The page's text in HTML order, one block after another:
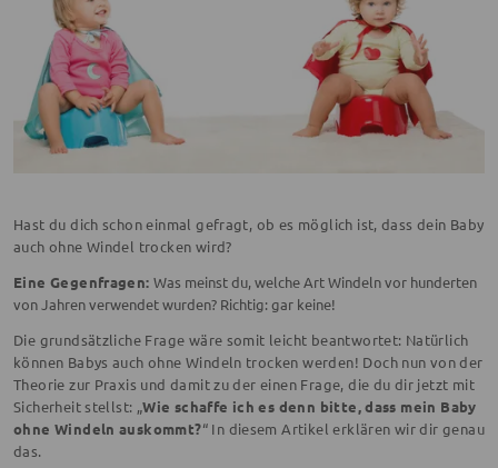
Hast du dich schon einmal gefragt, ob es möglich ist, dass dein Baby
auch ohne Windel trocken wird?
Eine Gegenfragen:Was meinst du, welche Art Windeln vor hunderten
von Jahren verwendet wurden? Richtig: gar keine!
Die grundsätzliche Frage wäre somit leicht beantwortet: Natürlich
können Babys auch ohne Windeln trocken werden! Doch nun von der
Theorie zur Praxis und damit zu der einen Frage, die du dir jetzt mit
Sicherheit stellst: „Wie schaffe ich es denn bitte, dass mein Baby
ohne Windeln auskommt?“ In diesem Artikel erklären wir dir genau
das.